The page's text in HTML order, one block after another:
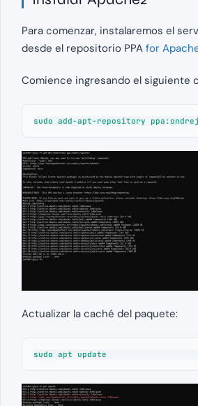
Para comenzar, instalaremos el
desde el repositorio PPA for
Comience ingresando el siguiente
sudo add-apt-repository
Actualizar la caché del paquete:
sudo apt update